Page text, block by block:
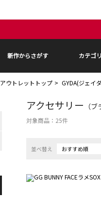
新作からさがす カテゴ
アウトレットトップ GYDA(ジェイ
アクセサリー （
対象商品： 25件
並べ替え おすすめ順